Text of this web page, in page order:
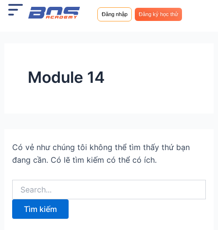
Nhảy
tới
Đăng nhập Đăng ký học thử
Module 14
Có vẻ như chúng tôi không thể tìm thấy thứ bạn
đang cần. Có lẽ tìm kiếm có thể có ích.
Tìm
kiếm: